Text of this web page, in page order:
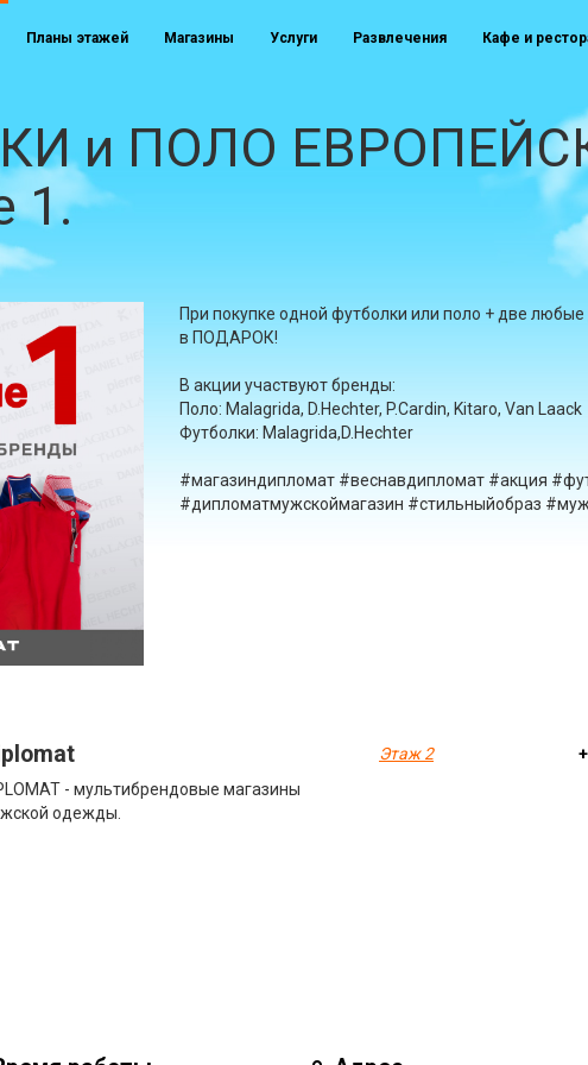
Планы этажей Магазины Услуги Развлечения Кафе и
и ПОЛО
1.
При покупке одной футболки или поло + две
в ПОДАРОК!
В акции участвуют бренды:
Поло: Malagrida, D.Hechter, P.Cardin, Kitaro, Van Laack
Футболки: Malagrida,D.Hechter
#магазиндипломат #веснавдипломат #акция
#дипломатмужскоймагазин #стильныйобраз
- мультибрендовые магазины
одежды.
Этаж 2